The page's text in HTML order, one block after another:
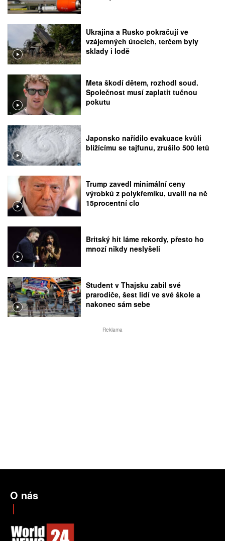
Ukrajina a Rusko pokračují ve
vzájemných útocích, terčem byly
sklady i lodě
Meta škodí dětem, rozhodl soud.
Společnost musí zaplatit tučnou
pokutu
Japonsko nařídilo evakuace kvůli
blížícímu se tajfunu, zrušilo 500 letů
Trump zavedl minimální ceny
výrobků z polykřemíku, uvalil na ně
15procentní clo
Britský hit láme rekordy, přesto ho
mnozí nikdy neslyšeli
Student v Thajsku zabil své
prarodiče, šest lidí ve své škole a
nakonec sám sebe
Reklama
O nás